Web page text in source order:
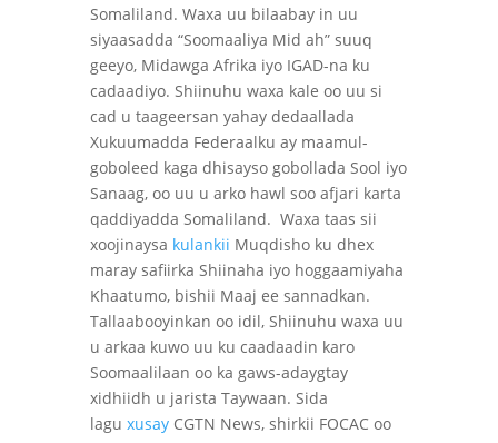
Somaliland. Waxa uu bilaabay in uu
siyaasadda “Soomaaliya Mid ah” suuq
geeyo, Midawga Afrika iyo IGAD-na ku
cadaadiyo. Shiinuhu waxa kale oo uu si
cad u taageersan yahay dedaallada
Xukuumadda Federaalku ay maamul-
goboleed kaga dhisayso gobollada Sool iyo
Sanaag, oo uu u arko hawl soo afjari karta
qaddiyadda Somaliland. Waxa taas sii
xoojinaysa kulankii Muqdisho ku dhex
maray safiirka Shiinaha iyo hoggaamiyaha
Khaatumo, bishii Maaj ee sannadkan.
Tallaabooyinkan oo idil, Shiinuhu waxa uu
u arkaa kuwo uu ku caadaadin karo
Soomaalilaan oo ka gaws-adaygtay
xidhiidh u jarista Taywaan. Sida
lagu xusayCGTN News, shirkii FOCAC oo